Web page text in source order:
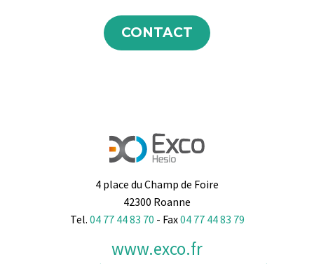
CONTACT
4 place du Champ de Foire
42300 Roanne
Tel. 04 77 44 83 70 - Fax04 77 44 83 79
www.exco.fr